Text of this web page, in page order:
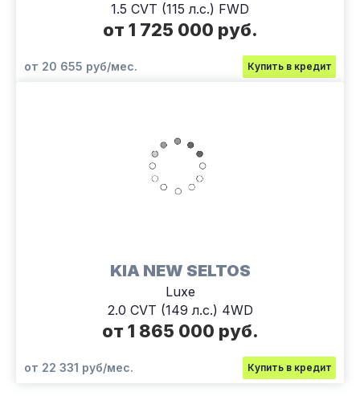
1.5 CVT (115 л.с.) FWD
от 1 725 000 руб.
от 20 655 руб/мес. Купить в кредит
KIA NEW SELTOS
Luxe
2.0 CVT (149 л.с.) 4WD
от 1 865 000 руб.
от 22 331 руб/мес. Купить в кредит